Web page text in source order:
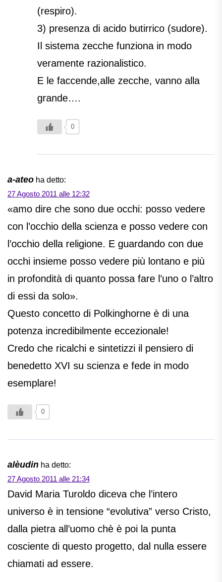
(respiro).
3) presenza di acido butirrico (sudore).
Il sistema zecche funziona in modo
veramente razionalistico.
E le faccende,alle zecche, vanno alla
grande….
0
a-ateo ha detto:
27 Agosto 2011 alle 12:32
«amo dire che sono due occhi: posso vedere
con l’occhio della scienza e posso vedere con
l’occhio della religione. E guardando con due
occhi insieme posso vedere più lontano e più
in profondità di quanto possa fare l’uno o l’altro
di essi da solo».
Questo concetto di Polkinghorne è di una
potenza incredibilmente eccezionale!
Credo che ricalchi e sintetizzi il pensiero di
benedetto XVI su scienza e fede in modo
esemplare!
0
alèudin ha detto:
27 Agosto 2011 alle 21:34
David Maria Turoldo diceva che l’intero
universo è in tensione “evolutiva” verso Cristo,
dalla pietra all’uomo chè è poi la punta
cosciente di questo progetto, dal nulla essere
chiamati ad essere.